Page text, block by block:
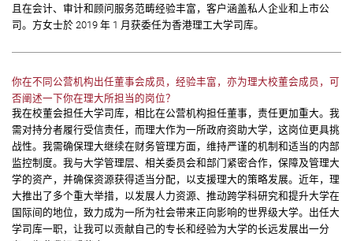
且在会计、审计和顾问服务范畴经验丰富，客户涵盖私人企业和上市公
司。方女士於 2019 年 1 月获委任为香港理工大学司库。
你在不同公营机构出任董事会成员，经验丰富，亦为理大校董会成员，可
否阐述一下你在理大所担当的岗位？
我在校董会担任大学司库，相比在公营机构担任董事，责任更加重大。我
需对持分者履行受信责任，而理大作为一所政府资助大学，这岗位更具挑
战性。我需确保理大继续在财务管理方面，维持严谨的机制和适当的内部
监控制度。我与大学管理层、相关委员会和部门紧密合作，保障及管理大
学的资产，并确保资源获得适当分配，以支援理大的策略发展。近年，理
大推出了多个重大举措，以发展人力资源、推动跨学科研究和提升大学在
国际间的地位，致力成为一所为社会带来正向影响的世界级大学。出任大
学司库一职，让我可以贡献自己的专长和经验为大学的长远发展出一分